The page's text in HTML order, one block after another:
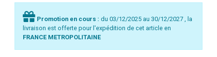
Promotion en cours : du 03/12/2025 au 30/12/2027 , la
livraison est offerte pour l'expédition de cet article en
FRANCE METROPOLITAINE